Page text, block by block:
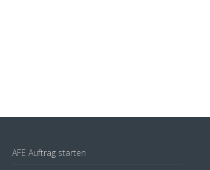
AFE Auftrag starten